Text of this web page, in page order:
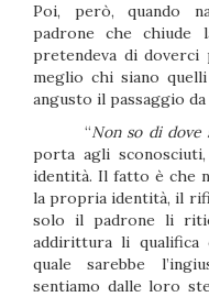
Poi, però, quando
padrone che
pretendeva di doverci
meglio chi siano
angusto il passaggio
“Non so di dove
porta agli
identità. Il fatto è che
la propria identità, il
solo il padrone li
addirittura li qualifica
quale sarebbe
sentiamo dalle loro